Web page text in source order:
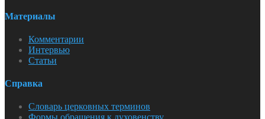
Материалы
Комментарии
Интервью
Статьи
Справка
Словарь церковных терминов